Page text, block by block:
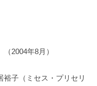
2004年8月）
子（ミセス・プリセリ